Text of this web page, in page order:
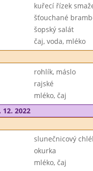
kuřecí řízek
šťouchané
šopský salát
čaj, voda, mléko
rohlík, máslo
rajské
mléko, čaj
2022
slunečnicový
okurka
mléko, čaj